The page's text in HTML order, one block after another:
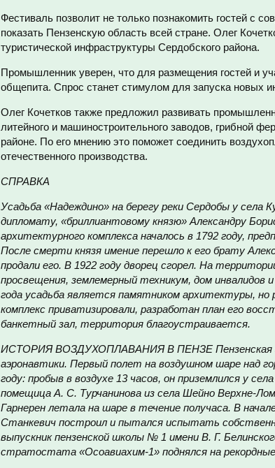
Фестиваль позволит не только познакомить гостей с
показать Пензенскую область всей стране. Олег
туристической инфраструктуры Сердобского района.
Промышленник уверен, что для размещения гостей и
общепита. Спрос станет стимулом для запуска новых
Олег Кочетков также предложил развивать
литейного и машиностроительного заводов, грибной
районе. По его мнению это поможет соединить
отечественного производства.
СПРАВКА
Усадьба «Надеждино» на берегу реки Сердобы у села
дипломату, «бриллиантовому князю» Александру
архитектурного комплекса началось в 1792 году,
После смерти князя имение перешло к его брату
продали его. В 1922 году дворец сгорел. На
просвещения, землемерный техникум, дом инвалидов
года усадьба является памятником архитектуры, но
комплекс приватизировали, разработан план его
банкетный зал, территория благоустраивается.
ИСТОРИЯ ВОЗДУХОПЛАВАНИЯ В ПЕНЗЕ Пензенская
аэронавтики. Первый полет на воздушном шаре над
году: пробыв в воздухе 13 часов, он приземлился у
помещица А. С. Турчанинова из села Шейно Верхне-
Гарнерен летала на шаре в течение получаса. В
Станкевич построил и пытался испытать
выпускник пензенской школы № 1 имени В. Г.
стратостата «Осоавиахим-1» поднялся на